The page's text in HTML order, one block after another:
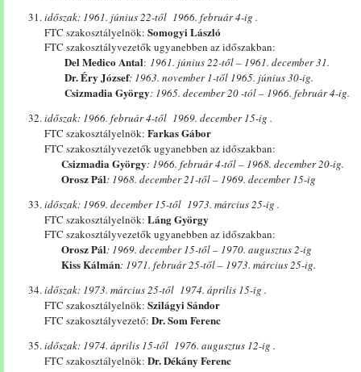
időszak: 1961. június 22-től 1966. február 4-ig .
FTC szakosztályelnök: Somogyi László
FTC szakosztályvezetők ugyanebben az időszakban:
Del Medico Antal: 1961. június 22-től – 1961. december 31.
Dr. Éry József: 1963. november 1-től 1965. június 30-ig.
Csizmadia György: 1965. december 20 -tól – 1966. február 4-ig.
időszak: 1966. február 4-től 1969. december 15-ig .
FTC szakosztályelnök: Farkas Gábor
FTC szakosztályvezetők ugyanebben az időszakban:
Csizmadia György: 1966. február 4-től – 1968. december 20-ig.
Orosz Pál: 1968. december 21-től – 1969. december 15-ig
időszak: 1969. december 15-től 1973. március 25-ig .
FTC szakosztályelnök: Láng György
FTC szakosztályvezetők ugyanebben az időszakban:
Orosz Pál: 1969. december 15-től – 1970. augusztus 2-ig
Kiss Kálmán: 1971. február 25-től – 1973. március 25-ig.
időszak: 1973. március 25-től 1974. április 15-ig .
FTC szakosztályelnök: Szilágyi Sándor
FTC szakosztályvezető: Dr. Som Ferenc
időszak: 1974. április 15-től 1976. augusztus 12-ig .
FTC szakosztályelnök: Dr. Dékány Ferenc